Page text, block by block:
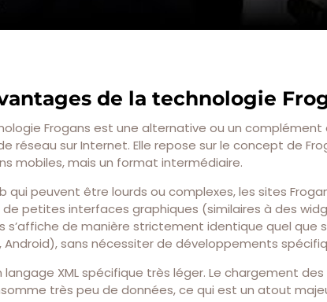
de la technologie
Frogans est une alternative ou un
réseau sur Internet. Elle repose sur le concept de
mobiles, mais un format intermédiaire.
qui peuvent être lourds ou complexes, les sites
petites interfaces graphiques (similaires à des
s’affiche de manière strictement identique quel que
Android), sans nécessiter de développements
langage XML spécifique très léger. Le chargement
très peu de données, ce qui est un atout